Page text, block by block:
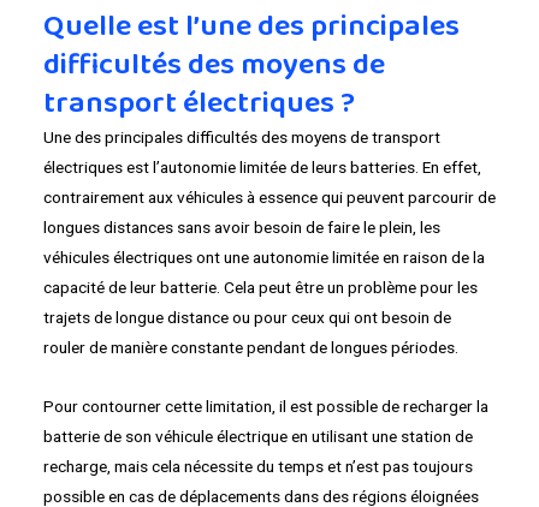
Quelle est l’une des principales
difficultés des moyens de
transport électriques ?
Une des principales difficultés des moyens de transport
électriques est l’autonomie limitée de leurs batteries. En effet,
contrairement aux véhicules à essence qui peuvent parcourir de
longues distances sans avoir besoin de faire le plein, les
véhicules électriques ont une autonomie limitée en raison de la
capacité de leur batterie. Cela peut être un problème pour les
trajets de longue distance ou pour ceux qui ont besoin de
rouler de manière constante pendant de longues périodes.
Pour contourner cette limitation, il est possible de recharger la
batterie de son véhicule électrique en utilisant une station de
recharge, mais cela nécessite du temps et n’est pas toujours
possible en cas de déplacements dans des régions éloignées